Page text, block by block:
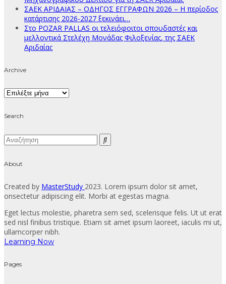
ΣΑΕΚ ΑΡΙΔΑΙΑΣ – ΟΔΗΓΟΣ ΕΓΓΡΑΦΩΝ 2026 – Η περίοδος
κατάρτισης 2026-2027 ξεκινάει…
Στο POZAR PALLAS οι τελειόφοιτοι σπουδαστές και
μελλοντικά Στελέχη Μονάδας Φιλοξενίας, της ΣΑΕΚ
Αριδαίας
Archive
Archive
Search
About
Created by MasterStudy 2023. Lorem ipsum dolor sit amet,
onsectetur adipiscing elit. Morbi at egestas magna.
Eget lectus molestie, pharetra sem sed, scelerisque felis. Ut ut erat
sed nisl finibus tristique. Etiam sit amet ipsum laoreet, iaculis mi ut,
ullamcorper nibh.
Learning Now
Pages